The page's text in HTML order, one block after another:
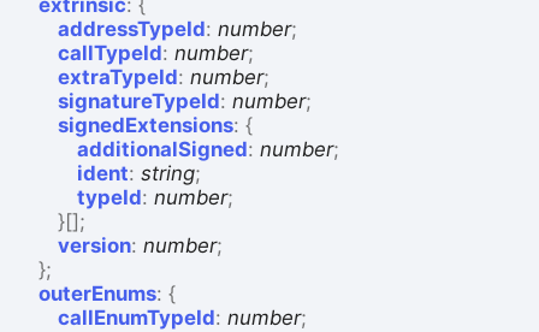
extrinsic: {
addressTypeId: number;
callTypeId: number;
extraTypeId: number;
signatureTypeId: number;
signedExtensions: {
additionalSigned: number;
ident: string;
typeId: number;
}[];
version: number;
};
outerEnums: {
callEnumTypeId: number;